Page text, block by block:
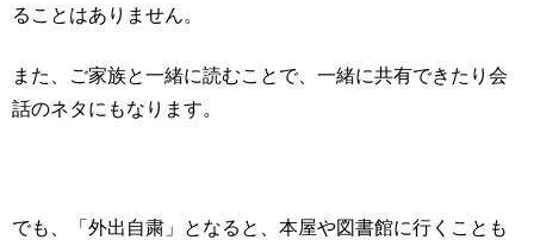
ることはありません。
また、ご家族と一緒に読むことで、一緒に共有できたり会
話のネタにもなります。
でも、「外出自粛」となると、本屋や図書館に行くことも